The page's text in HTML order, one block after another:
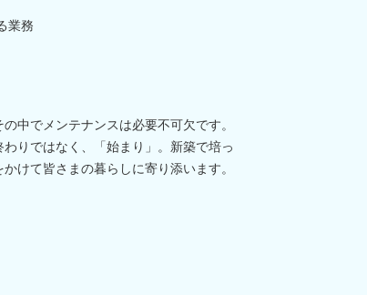
業務
中でメンテナンスは必要不可欠です。
りではなく、「始まり」。新築で培っ
けて皆さまの暮らしに寄り添います。